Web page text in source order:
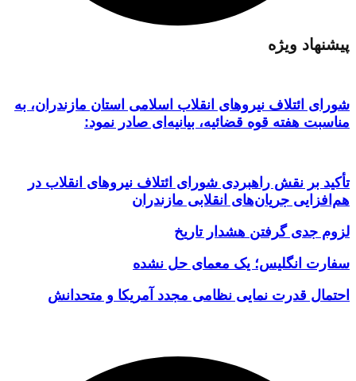
پیشنهاد ویژه
شورای ائتلاف نیروهای انقلاب اسلامی استان مازندران، به
مناسبت هفته قوه قضائیه، بیانیه‌ای صادر نمود:
تأکید بر نقش راهبردی شورای ائتلاف نیروهای انقلاب در
هم‌افزایی جریان‌های انقلابی مازندران
لزوم جدی گرفتن هشدار تاریخ
سفارت انگلیس؛ یک معمای حل نشده
احتمال قدرت نمایی نظامی مجدد آمریکا و متحدانش